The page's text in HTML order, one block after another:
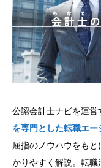
公認会計士ナビを運営
を専門とした転職エー
屈指のノウハウをも
かりやすく解説。転